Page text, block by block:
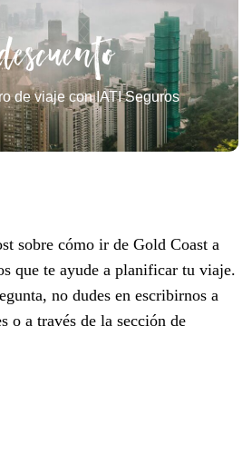
de viaje con IATI Seguros
sobre cómo ir de Gold Coast a
que te ayude a planificar tu viaje.
no dudes en escribirnos a
o a través de la sección de